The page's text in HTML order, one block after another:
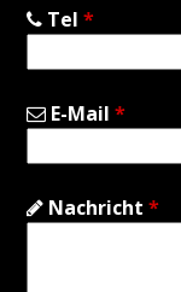
Tel*
E-Mail*
Nachricht*